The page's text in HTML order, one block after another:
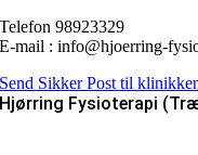
Telefon 98923329
E-mail : info@hjoerring-
Send Sikker Post til
Hjørring Fysioterapi